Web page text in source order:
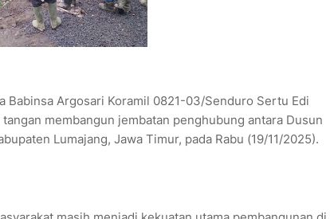
Babinsa Argosari Koramil 0821-03/Senduro Sertu Edi
membangun jembatan penghubung antara Dusun
Lumajang, Jawa Timur, pada Rabu (19/11/2025).